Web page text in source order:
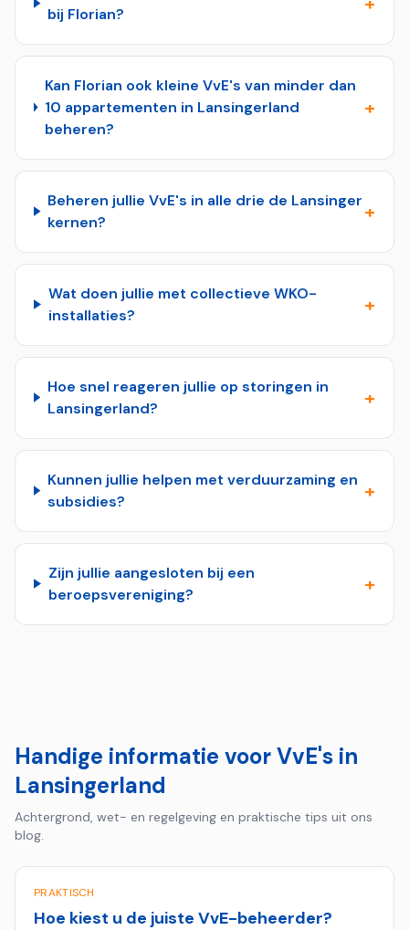
bij Florian?
Kan Florian ook kleine VvE's van minder dan
10 appartementen in Lansingerland
beheren?
+
Beheren jullie VvE's in alle drie de Lansinger
kernen?
+
Wat doen jullie met collectieve WKO-
installaties?
+
Hoe snel reageren jullie op storingen in
Lansingerland?
+
Kunnen jullie helpen met verduurzaming en
subsidies?
+
Zijn jullie aangesloten bij een
beroepsvereniging?
+
Handige informatie voor VvE's in
Lansingerland
Achtergrond, wet- en regelgeving en praktische tips uit ons
blog.
PRAKTISCH
Hoe kiest u de juiste VvE-beheerder?